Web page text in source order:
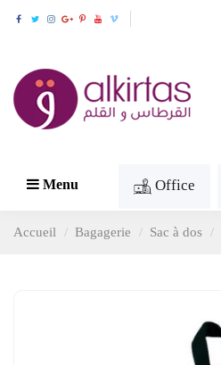
Menu Office
Accueil Bagagerie Sac à dos